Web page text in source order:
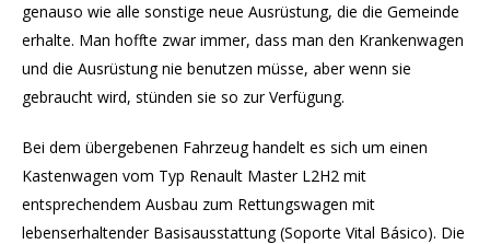
genauso wie alle sonstige neue Ausrüstung, die die Gemeinde
erhalte. Man hoffte zwar immer, dass man den Krankenwagen
und die Ausrüstung nie benutzen müsse, aber wenn sie
gebraucht wird, stünden sie so zur Verfügung.
Bei dem übergebenen Fahrzeug handelt es sich um einen
Kastenwagen vom Typ Renault Master L2H2 mit
entsprechendem Ausbau zum Rettungswagen mit
lebenserhaltender Basisausstattung (Soporte Vital Básico). Die